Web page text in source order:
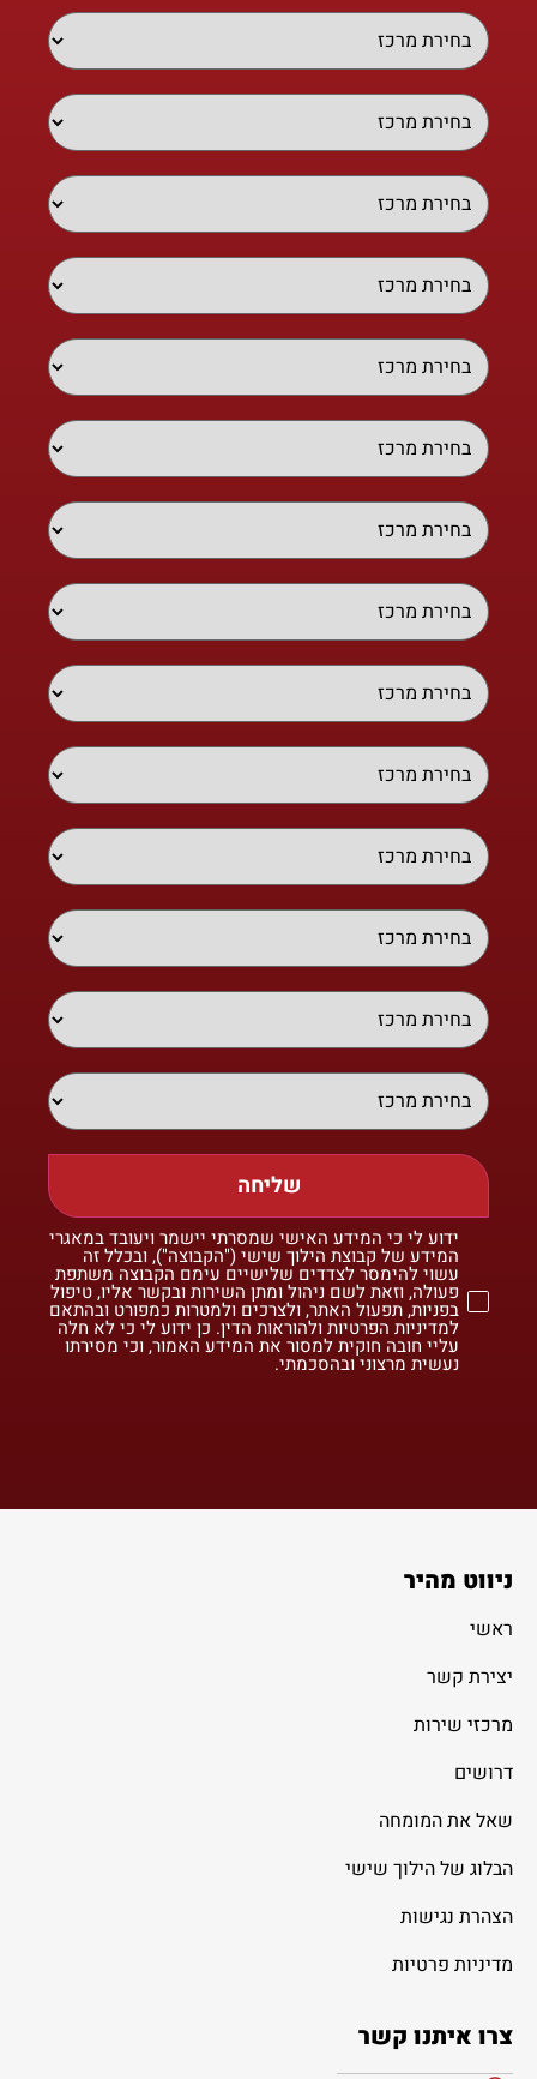
שליחה
ידוע לי כי המידע האישי שמסרתי יישמר ויעובד במאגרי
המידע של קבוצת הילוך שישי ("הקבוצה"), ובכלל זה
עשוי להימסר לצדדים שלישיים עימם הקבוצה משתפת
פעולה, וזאת לשם ניהול ומתן השירות ובקשר אליו, טיפול
בפניות, תפעול האתר, ולצרכים ולמטרות כמפורט ובהתאם
למדיניות הפרטיות ולהוראות הדין. כן ידוע לי כי לא חלה
עליי חובה חוקית למסור את המידע האמור, וכי מסירתו
נעשית מרצוני ובהסכמתי.
ניווט מהיר
ראשי
יצירת קשר
מרכזי שירות
דרושים
שאל את המומחה
הבלוג של הילוך שישי
הצהרת נגישות
מדיניות פרטיות
צרו איתנו קשר